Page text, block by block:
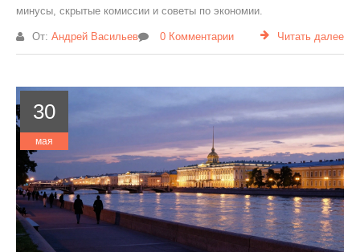
минусы, скрытые комиссии и советы по экономии.
От: Андрей Васильев 0 Комментарии Читать далее
30
мая